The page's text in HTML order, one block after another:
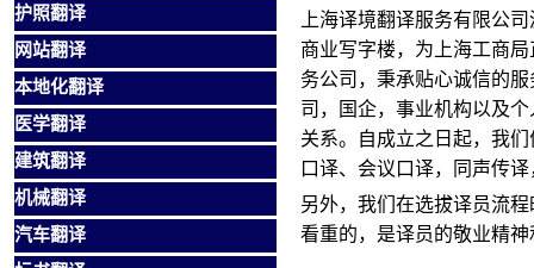
上海译境翻译服务有限公
商业写字楼，为上海工商
务公司 ， 秉承贴心诚信的
司，国企，事业机构以及
关系。自成立之日起，我
口译、会议口译，同声传
另外，我们在选拔译员流程
看重的，是译员的敬业精
护照翻译
网站翻译
本地化翻译
医学翻译
建筑翻译
机械翻译
汽车翻译